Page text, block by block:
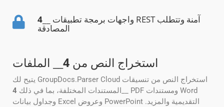
4
المصادقة
استخراج النص من 4 __ الملفات
يتيح لك GroupDocs.Parser Cloud استخراج النص من تنسيقات
المستندات المختلفة، بما في ذلك 4
__ PDF ومستندات Word
وجداول بيانات Excel وعروض PowerPoint التقديمية والمزيد.